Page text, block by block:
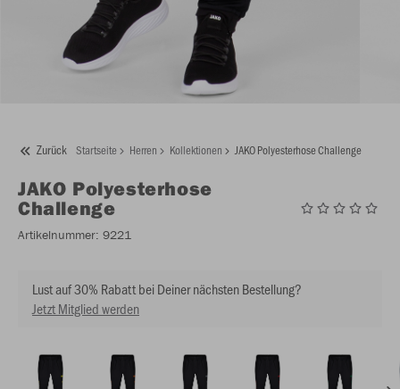
Zurück Startseite Herren Kollektionen JAKO Polyesterhose Challenge
JAKO Polyesterhose
Challenge
Artikelnummer: 9221
Lust auf 30% Rabatt bei Deiner nächsten Bestellung?
Jetzt Mitglied werden